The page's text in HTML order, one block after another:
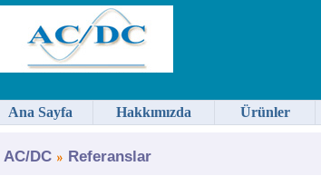
AC/DC Referanslar
Ana Sayfa Hakkımızda Ürünler